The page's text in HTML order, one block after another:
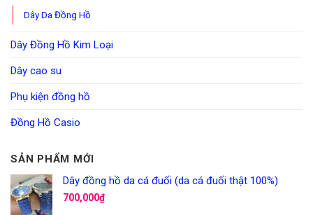
Dây Da Đồng Hồ
Dây Đồng Hồ Kim Loại
Dây cao su
Phụ kiện đồng hồ
Đồng Hồ Casio
SẢN PHẨM MỚI
Dây đồng hồ da cá đuối (da cá đuối thật 100%)
700,000₫